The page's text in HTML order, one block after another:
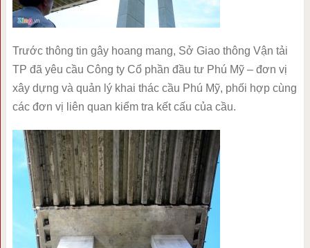
Trước thông tin gây hoang mang, Sở Giao thông Vận tải
TP đã yêu cầu Công ty Cổ phần đầu tư Phú Mỹ – đơn vị
xây dựng và quản lý khai thác cầu Phú Mỹ, phối hợp cùng
các đơn vị liên quan kiểm tra kết cấu của cầu.